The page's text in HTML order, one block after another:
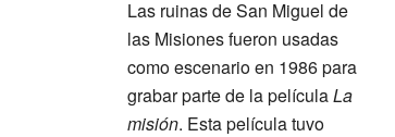
Las ruinas de San Miguel de
las Misiones fueron usadas
como escenario en 1986 para
grabar parte de la películaLa
misión. Esta película tuvo